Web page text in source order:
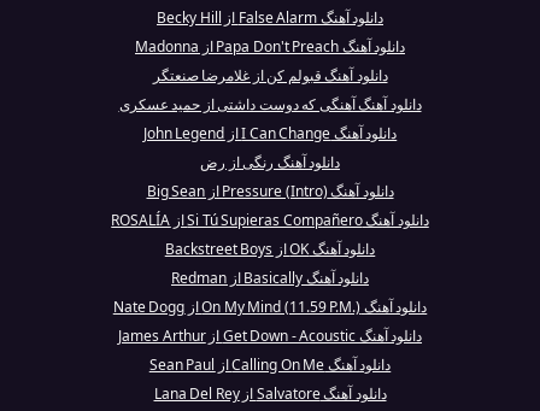
دانلود آهنگ False Alarm از Becky Hill
دانلود آهنگ Papa Don't Preach از Madonna
دانلود آهنگ قبولم کن از غلامرضا صنعتگر
دانلود آهنگ آهنگی که دوست داشتی از حمید عسکری
دانلود آهنگ I Can Change از John Legend
دانلود آهنگ رنگی از رض
دانلود آهنگ Pressure (Intro) از Big Sean
دانلود آهنگ Si Tú Supieras Compañero از ROSALÍA
دانلود آهنگ OK از Backstreet Boys
دانلود آهنگ Basically از Redman
دانلود آهنگ On My Mind (11.59 P.M.) از Nate Dogg
دانلود آهنگ Get Down - Acoustic از James Arthur
دانلود آهنگ Calling On Me از Sean Paul
دانلود آهنگ Salvatore از Lana Del Rey